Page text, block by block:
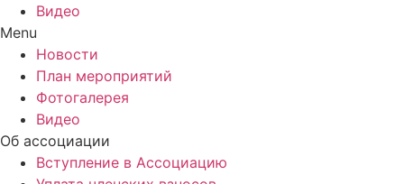
Видео
Menu
Новости
План мероприятий
Фотогалерея
Видео
Об ассоциации
Вступление в Ассоциацию